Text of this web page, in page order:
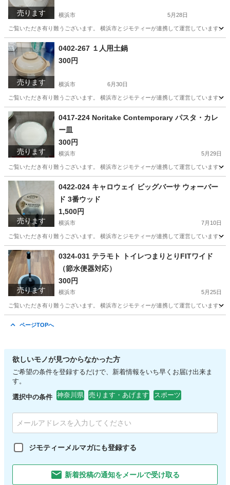
売ります 横浜市 5月28日
ご覧いただき有り難うございます。 横浜市とジモティーが連携して運営していま
神奈川 横浜市 リユース
売ります
0402-267 １人用土鍋
300円
横浜市 6月30日
ご覧いただき有り難うございます。 横浜市とジモティーが連携して運営していま
神奈川 横浜市
売ります
0417-224 Noritake Contemporary パスタ・カレ
ー皿
300円
横浜市 5月29日
ご覧いただき有り難うございます。 横浜市とジモティーが連携して運営していま
神奈川 横浜市 リユース
売ります
0422-024 キャロウェイ ビッグバーサ ウォーバー
ド 3番ウッド
1,500円
横浜市 7月10日
ご覧いただき有り難うございます。 横浜市とジモティーが連携して運営していま
神奈川 横浜市 リユース
売ります
0324-031 テラモト トイレつまりとりFITワイド
（節水便器対応）
300円
横浜市 5月25日
ご覧いただき有り難うございます。 横浜市とジモティーが連携して運営しています
ページTOPへ
欲しいモノが見つからなかった方
ご希望の条件を登録するだけで、新着情報をいち早くお届け出来ま
す。
選択中の条件 神奈川県 売ります・あげます スポーツ
ジモティーメルマガにも登録する
新着投稿の通知をメールで受け取る